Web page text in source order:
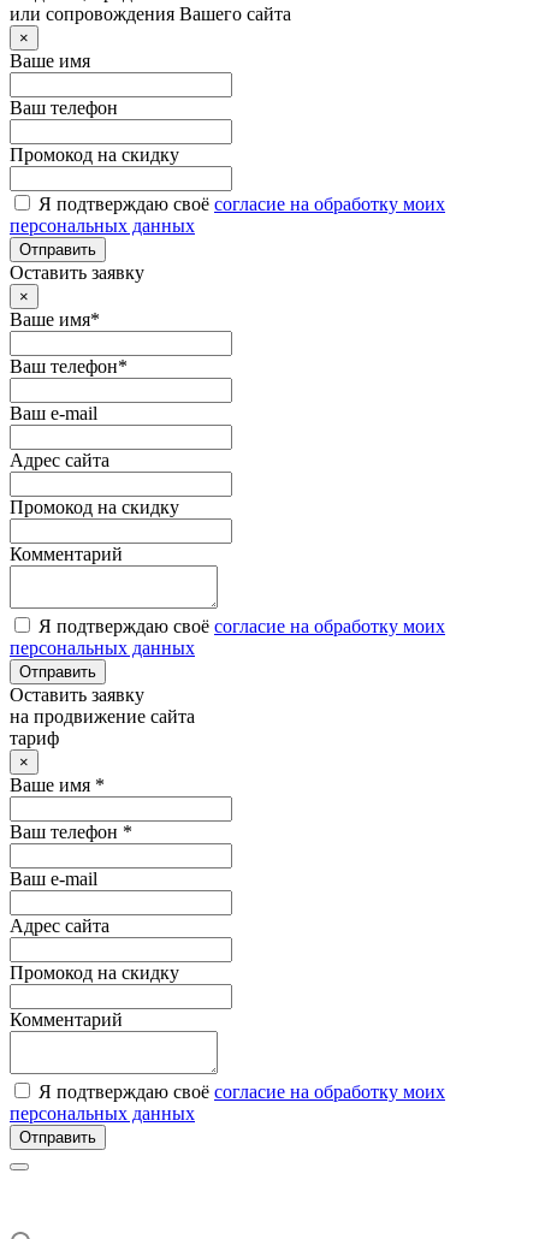
или сопровождения Вашего сайта
×
Ваше имя
Ваш телефон
Промокод на скидку
Я подтверждаю своё согласие на обработку моих
персональных данных
Отправить
Оставить заявку
×
Ваше имя*
Ваш телефон*
Ваш e-mail
Адрес сайта
Промокод на скидку
Комментарий
Я подтверждаю своё согласие на обработку моих
персональных данных
Отправить
Оставить заявку
на продвижение сайта
тариф
×
Ваше имя *
Ваш телефон *
Ваш e-mail
Адрес сайта
Промокод на скидку
Комментарий
Я подтверждаю своё согласие на обработку моих
персональных данных
Отправить